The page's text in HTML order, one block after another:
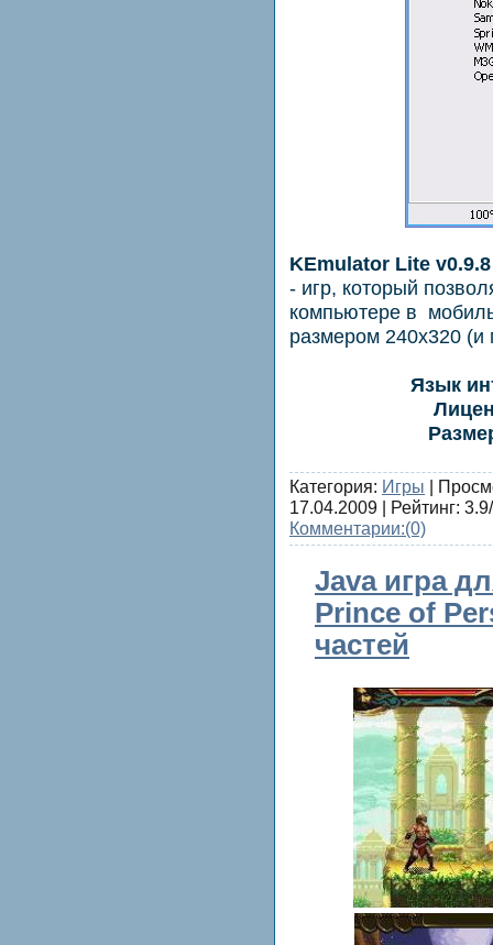
KEmulator Lite
- игр, который
компьютере в
размером 240х320
Язык
Категория: Игры |
17.04.2009 | Рейтинг:
Комментарии:(0)
Java игра
Prince of
частей